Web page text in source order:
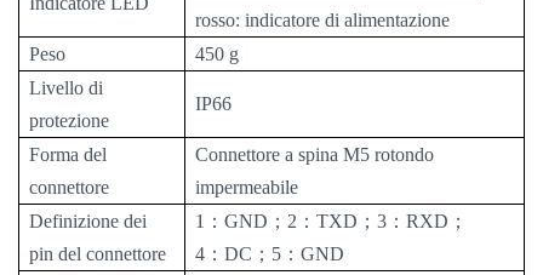
rosso: indicatore di alimentazione
Peso
450 g
Livello di
protezione
IP66
Forma del
connettore
Connettore a spina M5 rotondo
impermeabile
Definizione dei
pin del connettore
1 ： GND ； 2 ： TXD ； 3 ： RXD ；
4 ： DC ； 5 ： GND